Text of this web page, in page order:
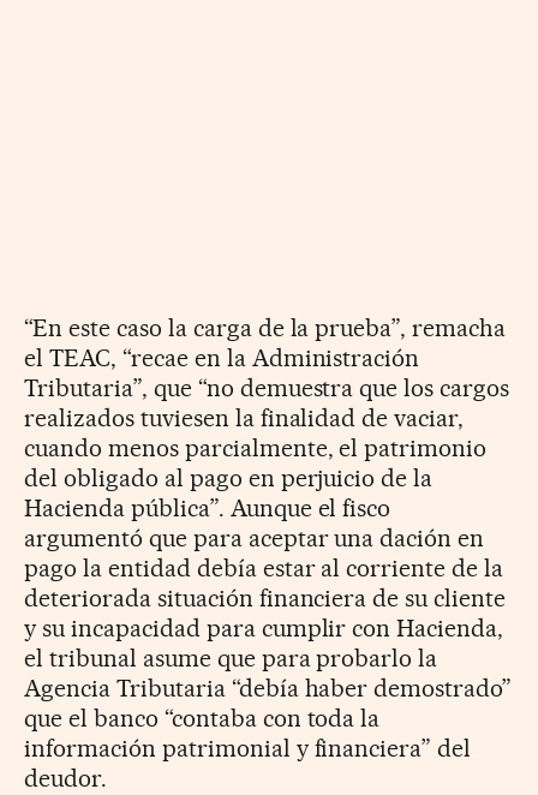
“En este caso la carga de la prueba”, remacha
el TEAC, “recae en la Administración
Tributaria”, que “no demuestra que los cargos
realizados tuviesen la finalidad de vaciar,
cuando menos parcialmente, el patrimonio
del obligado al pago en perjuicio de la
Hacienda pública”. Aunque el fisco
argumentó que para aceptar una dación en
pago la entidad debía estar al corriente de la
deteriorada situación financiera de su cliente
y su incapacidad para cumplir con Hacienda,
el tribunal asume que para probarlo la
Agencia Tributaria “debía haber demostrado”
que el banco “contaba con toda la
información patrimonial y financiera” del
deudor.